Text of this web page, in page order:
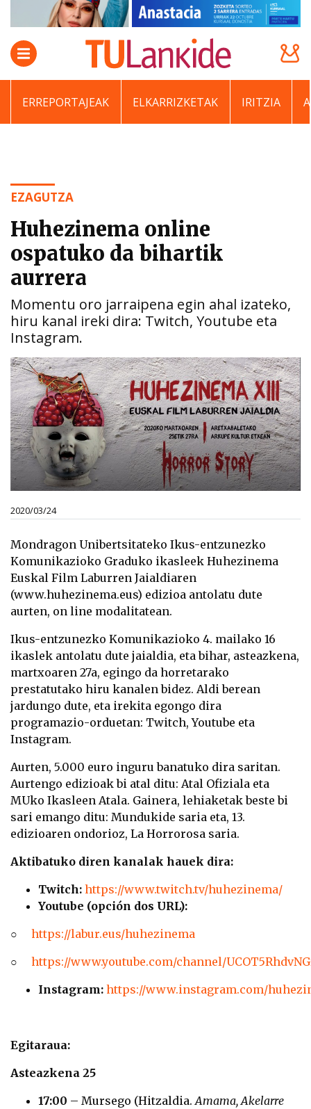
ERREPORTAJEAK ELKARRIZKETAK IRITZIA
EZAGUTZA
Huhezinema online
ospatuko da bihartik
aurrera
Momentu oro jarraipena egin ahal izateko,
hiru kanal ireki dira: Twitch, Youtube eta
Instagram.
2020/03/24
Mondragon Unibertsitateko Ikus-entzunezko
Komunikazioko Graduko ikasleek Huhezinema
Euskal Film Laburren Jaialdiaren
(www.huhezinema.eus) edizioa antolatu dute
aurten, on line modalitatean.
Ikus-entzunezko Komunikazioko 4. mailako 16
ikaslek antolatu dute jaialdia, eta bihar, asteazkena,
martxoaren 27a, egingo da horretarako
prestatutako hiru kanalen bidez. Aldi berean
jardungo dute, eta irekita egongo dira
programazio-orduetan: Twitch, Youtube eta
Instagram.
Aurten, 5.000 euro inguru banatuko dira saritan.
Aurtengo edizioak bi atal ditu: Atal Ofiziala eta
MUko Ikasleen Atala. Gainera, lehiaketak beste bi
sari emango ditu: Mundukide saria eta, 13.
edizioaren ondorioz, La Horrorosa saria.
Aktibatuko diren kanalak hauek dira:
Twitch: https://www.twitch.tv/huhezinema/
Youtube (opción dos URL):
○ https://labur.eus/huhezinema
○ https://www.youtube.com/channel/
Instagram: https://www.instagram.com/
Egitaraua:
Asteazkena 25
17:00 – Mursego (Hitzaldia. Amama, Akelarre